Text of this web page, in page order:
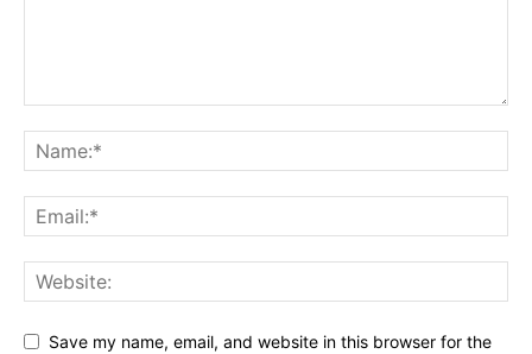
Save my name, email, and website in this browser for the